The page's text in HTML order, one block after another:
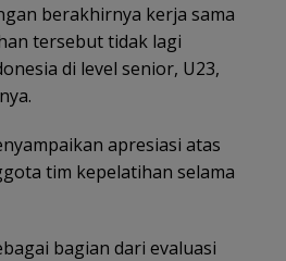
berakhirnya kerja sama
tersebut tidak lagi
di level senior, U23,
apresiasi atas
tim kepelatihan selama
bagian dari evaluasi